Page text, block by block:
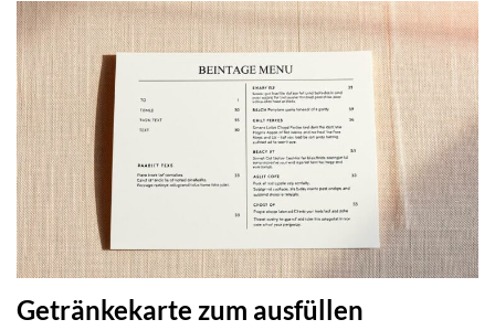
Getränkekarte zum ausfüllen